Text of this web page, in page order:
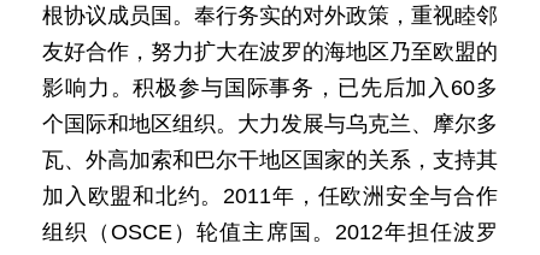
根协议成员国。奉行务实的对外政策，重视睦邻
友好合作，努力扩大在波罗的海地区乃至欧盟的
影响力。积极参与国际事务，已先后加入60多
个国际和地区组织。大力发展与乌克兰、摩尔多
瓦、外高加索和巴尔干地区国家的关系，支持其
加入欧盟和北约。2011年，任欧洲安全与合作
组织（OSCE）轮值主席国。2012年担任波罗